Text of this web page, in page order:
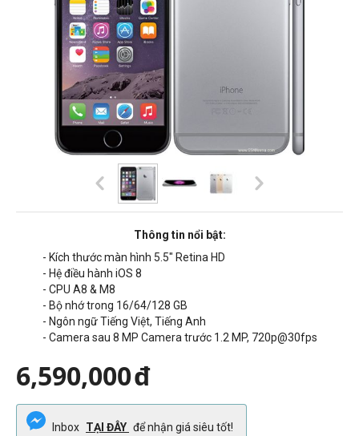
Thông tin nổi bật:
- Kích thước màn hình 5.5" Retina HD
- Hệ điều hành iOS 8
- CPU A8 & M8
- Bộ nhớ trong 16/64/128 GB
- Ngôn ngữ Tiếng Việt, Tiếng Anh
- Camera sau 8 MP Camera trước 1.2 MP, 720p@30fps
6,590,000đ
Inbox TẠI ĐÂY để nhận giá siêu tốt!